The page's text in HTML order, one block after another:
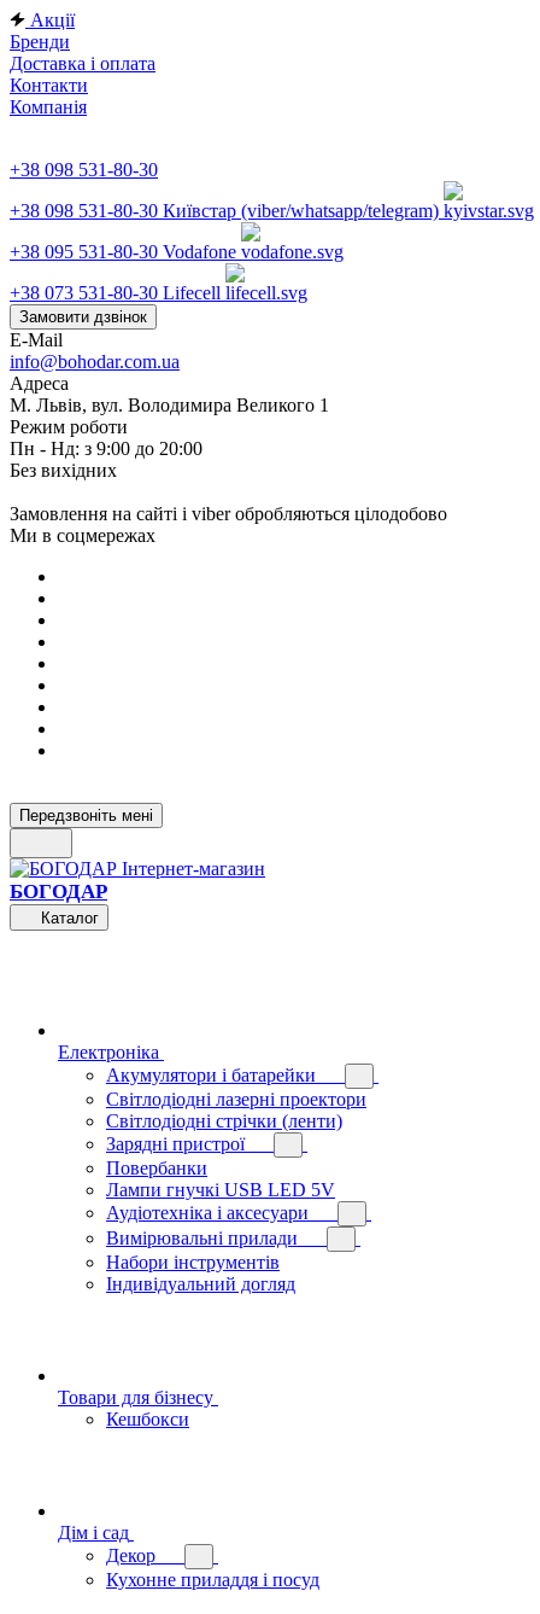
Акції
Бренди
Доставка і оплата
Контакти
Компанія
+38 098 531-80-30
+38 098 531-80-30 Київстар (viber/whatsapp/telegram)
+38 095 531-80-30 Vodafone
+38 073 531-80-30 Lifecell
Замовити дзвінок
E-Mail
info@bohodar.com.ua
Адреса
М. Львів, вул. Володимира Великого 1
Режим роботи
Пн - Нд: з 9:00 до 20:00
Без вихідних
Замовлення на сайті і viber обробляються цілодобово
Ми в соцмережах
Передзвоніть мені
БОГОДАР
Каталог
Електроніка
Акумулятори і батарейки
Світлодіодні лазерні проектори
Світлодіодні стрічки (ленти)
Зарядні пристрої
Повербанки
Лампи гнучкі USB LED 5V
Аудіотехніка і аксесуари
Вимірювальні прилади
Набори інструментів
Індивідуальний догляд
Товари для бізнесу
Кешбокси
Дім і сад
Декор
Кухонне приладдя і посуд